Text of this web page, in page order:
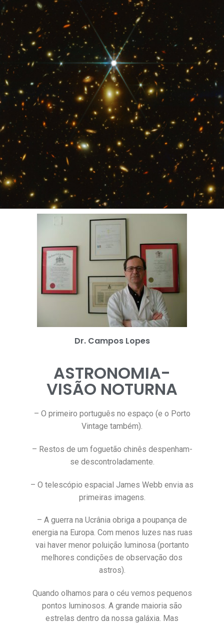
Dr. Campos Lopes
ASTRONOMIA-
VISÃO NOTURNA
– O primeiro português no espaço (e o Porto
Vintage também).
– Restos de um foguetão chinês despenham-
se descontroladamente.
– O telescópio espacial James Webb envia as
primeiras imagens.
– A guerra na Ucrânia obriga a poupança de
energia na Europa. Com menos luzes nas ruas
vai haver menor poluição luminosa (portanto
melhores condições de observação dos
astros).
Quando olhamos para o céu vemos pequenos
pontos luminosos. A grande maioria são
estrelas dentro da nossa galáxia. Mas